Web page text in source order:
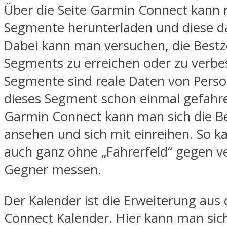
Über die Seite Garmin Connect kann
Segmente herunterladen und diese
Dabei kann man versuchen, die
Segments zu erreichen oder zu
Segmente sind reale Daten von
dieses Segment schon einmal
Garmin Connect kann man sich die
ansehen und sich mit einreihen. So
auch ganz ohne „Fahrerfeld“ gegen
Gegner messen.
Der Kalender ist die Erweiterung aus
Connect Kalender. Hier kann man